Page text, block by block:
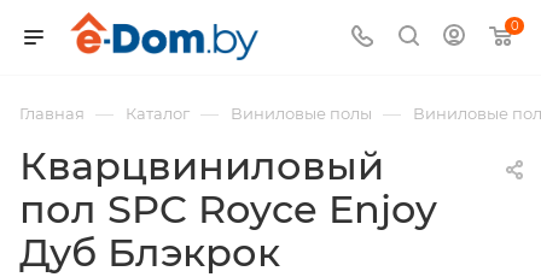
0
Главная — Каталог — Виниловые полы — Виниловые
Кварцвиниловый
пол SPC Royce Enjoy
Дуб Блэкрок